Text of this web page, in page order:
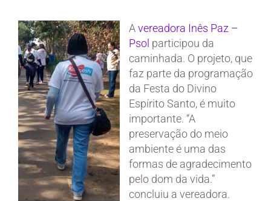
Avereadora Inês Paz –
Psol participou da
caminhada. O projeto, que
faz parte da programação
da Festa do Divino
Espírito Santo, é muito
importante. “A
preservação do meio
ambiente é uma das
formas de agradecimento
pelo dom da vida.”
concluiu a vereadora.